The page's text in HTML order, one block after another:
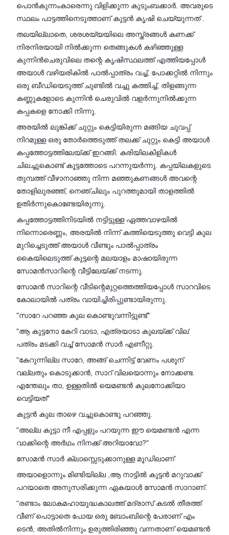
പൊൻകുന്നംകാരെന്നു വിളിക്കുന്ന കുടുംബക്കാർ. അവരുടെ
സ്ഥലം പാട്ടത്തിനെടുത്താണ് കുട്ടൻ കൃഷി ചെയ്യുന്നത് .
തലയില്ലാതെ, ശരശയ്യയിലെ അസ്ത്രങ്ങൾ കണക്ക്
നിരനിരയായി നിൽക്കുന്ന തെങ്ങുകൾ കഴിഞ്ഞുള്ള
കുന്നിൻചെരുവിലെ തന്റെ കൃഷിസ്ഥലത്ത് എത്തിയപ്പോൾ
അയാൾ വഴിയരികിൽ പാൽപ്പാത്രം വച്ച്, പോക്കറ്റിൽ നിന്നും
ഒരു ബീഡിയെടുത്ത് ചുണ്ടിൽ വച്ചു കത്തിച്ച്, തിളങ്ങുന്ന
കണ്ണുകളോടെ കുന്നിൻ ചെരുവിൽ വളർന്നുനിൽക്കുന്ന
കപ്പകളെ നോക്കി നിന്നു.
അരയിൽ ലുങ്കിക്ക് ചുറ്റും കെട്ടിയിരുന്ന മങ്ങിയ ചുവപ്പ്
നിറമുള്ള ഒരു തോർത്തെടുത്ത് തലക്ക് ചുറ്റും കെട്ടി അയാൾ
കപ്പത്തോട്ടത്തിലേയ്ക്ക് ഇറങ്ങി. കരിയിലകിളികൾ
ചിലച്ചുകൊണ്ട് കൂട്ടത്തോടെ പറന്നുയർന്നു. കപ്പയിലകളുടെ
തുമ്പത്ത് വീഴാനാഞ്ഞു നിന്ന മഞ്ഞുകണങ്ങൾ അവന്റെ
തോളിലുരഞ്ഞ്, നെഞ്ചിലും പുറത്തുമായി താളത്തിൽ
ഉതിർന്നുകൊണ്ടേയിരുന്നു.
കപ്പത്തോട്ടത്തിനിടയിൽ നട്ടിട്ടുള്ള ഏത്തവാഴയിൽ
നിന്നൊരെണ്ണം, അരയിൽ നിന്ന് കത്തിയെടുത്തു വെട്ടി കുല
മുറിച്ചെടുത്ത് അയാൾ വീണ്ടും പാൽപ്പാത്രം
കൈയിലെടുത്ത് കുട്ടന്റെ മലയാളം മാഷായിരുന്ന
സോമൻസാറിന്റെ വീട്ടിലേയ്ക്ക് നടന്നു.
സോമൻ സാറിന്റെ വീടിന്റെമുറ്റത്തെത്തിയപ്പോൾ സാറവിടെ
കോലായിൽ പത്രം വായിച്ചിരിപ്പുണ്ടായിരുന്നു.
"സാറേ പറഞ്ഞ കുല കൊണ്ടുവന്നിട്ടുണ്ട്"
"ആ കുട്ടനോ കേറി വാടാ, എത്രയാടാ കുലയ്ക്ക് വില'
പത്രം മടക്കി വച്ച് സോമൻ സാർ എണീറ്റു.
"കേറുന്നില്ല സാറേ, അങ്ങ് ചെന്നിട്ട് വേണം പശൂന്
വല്ലതും കൊടുക്കാൻ, സാറ് വിലയൊന്നും നോക്കണ്ട.
എന്തേലും താ, ഉള്ളതിൽ യെമണ്ടൻ കുലനോക്കിയാ
വെട്ടിയത്"
കുട്ടൻ കുല താഴെ വച്ചുകൊണ്ടു പറഞ്ഞു.
"അല്ല കുട്ടാ നീ എപ്പളും പറയുന്ന ഈ യെമണ്ടൻ എന്ന
വാക്കിന്റെ അർഥം നിനക്ക് അറിയാവോ?"
സോമൻ സാർ ക്ലാസ്സെടുക്കാനുള്ള മൂഡിലാണ്
അയാളൊന്നും മിണ്ടിയില്ല ,ആ നാട്ടിൽ കുട്ടൻ മറുവാക്ക്
പറയാതെ അനുസരിക്കുന്ന ഏകയാൾ സോമൻ സാറാണ്.
"രണ്ടാം ലോകമഹായുദ്ധകാലത്ത് മദ്രാസ് കടൽ തീരത്ത്
വീണ് പൊട്ടാതെ പോയ ഒരു ബോംബിന്റെ പേരാണ് എം
ടെൻ, അതിൽനിന്നും ഉരുത്തിരിഞ്ഞു വന്നതാണ് യെമണ്ടൻ